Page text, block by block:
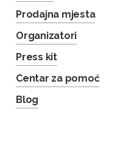
Prodajna mjesta
Organizatori
Press kit
Centar za pomoć
Blog